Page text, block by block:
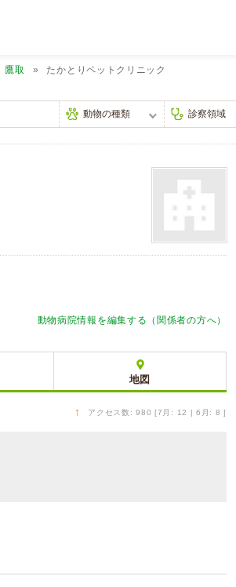
鷹取 たかとりペットクリニック
動物病院情報を編集する（関係者の方へ）
地図
↑ アクセス数: 980 [7月: 12 | 6月: 8 ]